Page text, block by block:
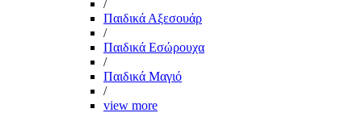
/
Παιδικά Αξεσουάρ
/
Παιδικά Εσώρουχα
/
Παιδικά Μαγιό
/
view more